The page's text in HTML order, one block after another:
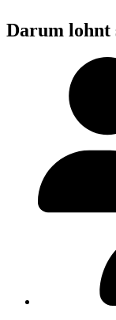
Darum lohnt